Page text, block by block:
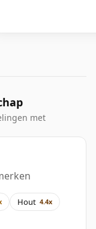
met
Hout 4.4x